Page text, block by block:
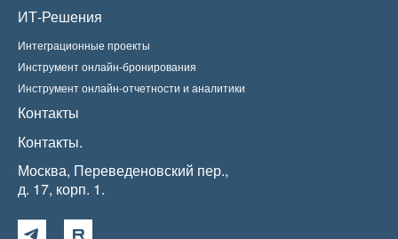
ИТ-Решения
Интеграционные проекты
Инструмент онлайн-бронирования
Инструмент онлайн-отчетности и аналитики
Контакты
Контакты.
Москва, Переведеновский пер.,
д. 17, корп. 1.